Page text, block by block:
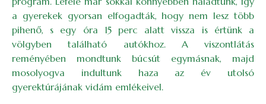
a gyerekek gyorsan elfogadták, hogy nem lesz több
pihenő, s egy óra 15 perc alatt vissza is értünk a
völgyben található autókhoz. A viszontlátás
reményében mondtunk búcsút egymásnak, majd
mosolyogva indultunk haza az év utolsó
gyerektúrájának vidám emlékeivel.